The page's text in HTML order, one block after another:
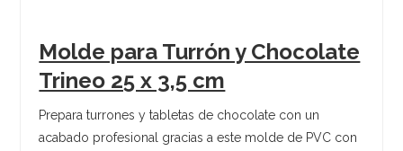
Molde para Turrón y Chocolate
Trineo 25 x 3,5 cm
Prepara turrones y tabletas de chocolate con un
acabado profesional gracias a este molde de PVC con